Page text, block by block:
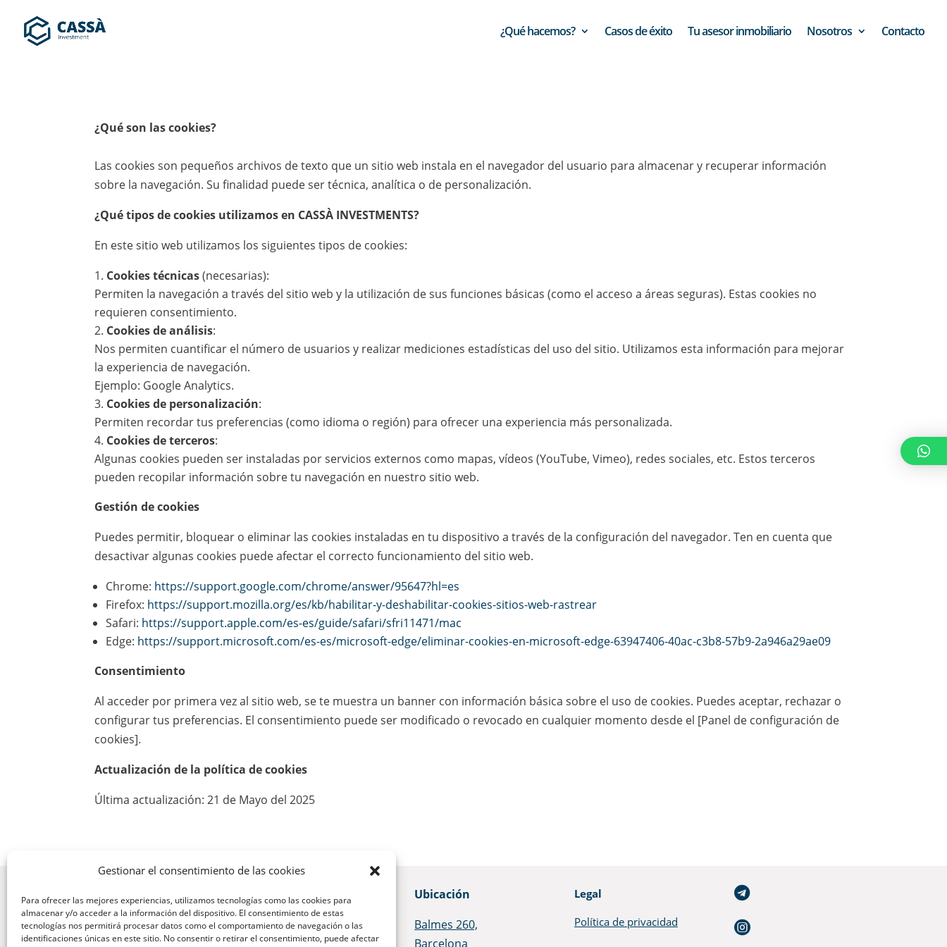
Gestionar el consentimiento de las cookies
Para ofrecer las mejores experiencias, utilizamos tecnologías como las cookies para
almacenar y/o acceder a la información del dispositivo. El consentimiento de estas
tecnologías nos permitirá procesar datos como el comportamiento de navegación o las
identificaciones únicas en este sitio. No consentir o retirar el consentimiento, puede afectar
¿Qué hacemos? Casos de éxito Tu asesor inmobiliario Nosotros Contacto
¿Qué son las cookies?
Las cookies son pequeños archivos de texto que un sitio web instala en el navegador del usuario para almacenar y recuperar información
sobre la navegación. Su finalidad puede ser técnica, analítica o de personalización.
¿Qué tipos de cookies utilizamos en CASSÀ INVESTMENTS?
En este sitio web utilizamos los siguientes tipos de cookies:
Cookies técnicas(necesarias):
Permiten la navegación a través del sitio web y la utilización de sus funciones básicas (como el acceso a áreas seguras). Estas cookies no
requieren consentimiento.
Cookies de análisis:
Nos permiten cuantificar el número de usuarios y realizar mediciones estadísticas del uso del sitio. Utilizamos esta información para mejorar
la experiencia de navegación.
Ejemplo: Google Analytics.
Cookies de personalización:
Permiten recordar tus preferencias (como idioma o región) para ofrecer una experiencia más personalizada.
Cookies de terceros:
Algunas cookies pueden ser instaladas por servicios externos como mapas, vídeos (YouTube, Vimeo), redes sociales, etc. Estos terceros
pueden recopilar información sobre tu navegación en nuestro sitio web.
Gestión de cookies
Puedes permitir, bloquear o eliminar las cookies instaladas en tu dispositivo a través de la configuración del navegador. Ten en cuenta que
desactivar algunas cookies puede afectar el correcto funcionamiento del sitio web.
Chrome: https://support.google.com/chrome/answer/95647?hl=es
Firefox: https://support.mozilla.org/es/kb/habilitar-y-deshabilitar-cookies-sitios-web-rastrear
Safari: https://support.apple.com/es-es/guide/safari/sfri11471/mac
Edge: https://support.microsoft.com/es-es/microsoft-edge/eliminar-cookies-en-microsoft-edge-63947406-40ac-c3b8-57b9-2a946a29ae09
Consentimiento
Al acceder por primera vez al sitio web, se te muestra un banner con información básica sobre el uso de cookies. Puedes aceptar, rechazar o
configurar tus preferencias. El consentimiento puede ser modificado o revocado en cualquier momento desde el [Panel de configuración de
cookies].
Actualización de la política de cookies
Última actualización: 21 de Mayo del 2025
Ubicación
Balmes 260,
Barcelona
Legal
Política de privacidad

